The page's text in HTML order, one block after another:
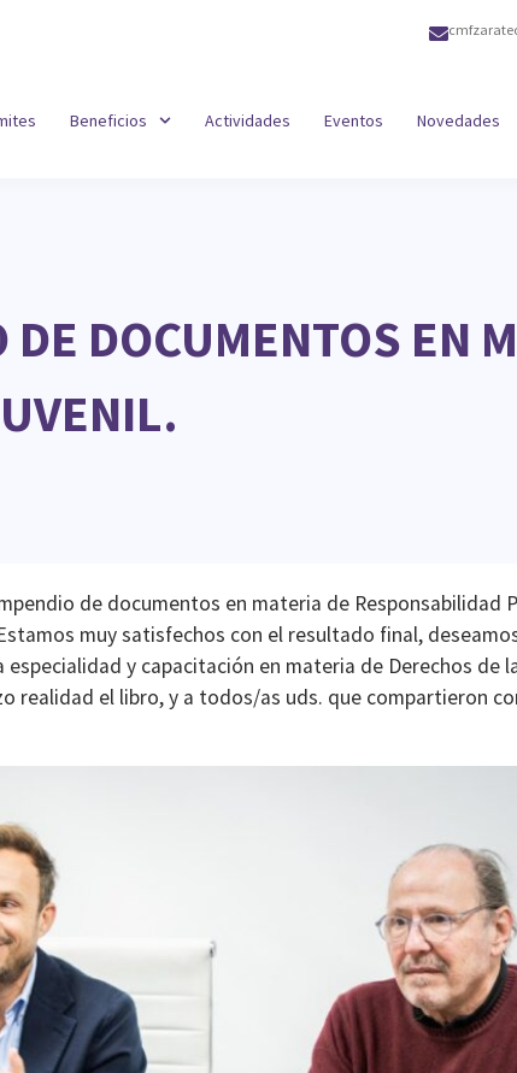
Beneficios Actividades Eventos Novedades
DOCUMENTOS EN
de documentos en materia de Responsabilidad
muy satisfechos con el resultado final,
y capacitación en materia de Derechos de
realidad el libro, y a todos/as uds. que compartieron